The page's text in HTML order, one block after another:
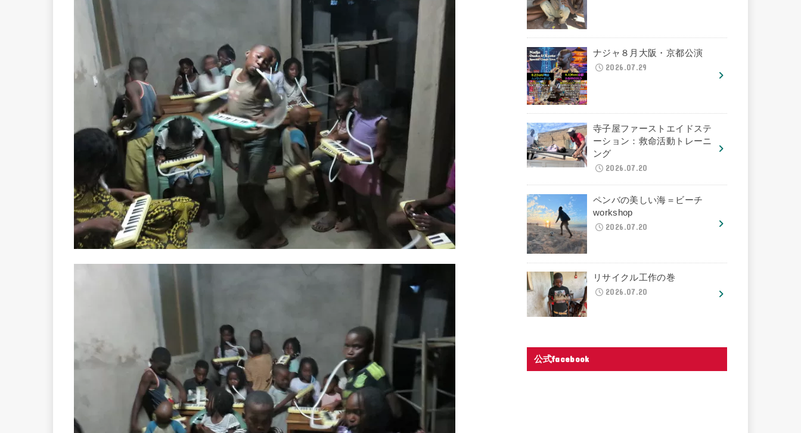
ナジャ８月大阪・京都公演
2026.07.29
寺子屋ファーストエイドステ
ーション：救命活動トレーニ
ング
2026.07.20
ペンバの美しい海＝ビーチ
workshop
2026.07.20
リサイクル工作の巻
2026.07.20
公式facebook